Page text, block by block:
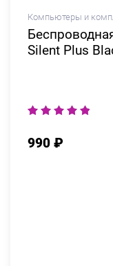
Компьютеры и
Silent Plus
990 ₽